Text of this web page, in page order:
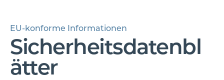
EU-konforme Informationen
Sicherheitsdatenbl
ätter